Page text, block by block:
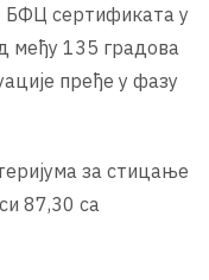
БФЦ сертификата у
међу 135 градова
пређе у фазу
за стицање
87,30 са